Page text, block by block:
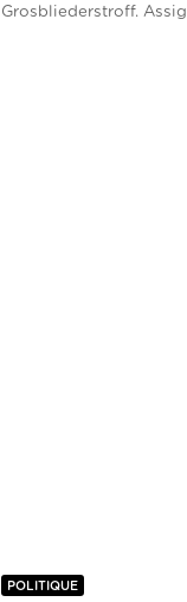
Grosbliederstroff.
POLITIQUE